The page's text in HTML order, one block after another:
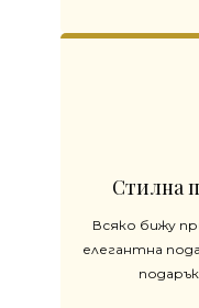
Стилна
Всяко бижу
елегантна